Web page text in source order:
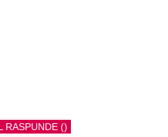
RASPUNDE ()